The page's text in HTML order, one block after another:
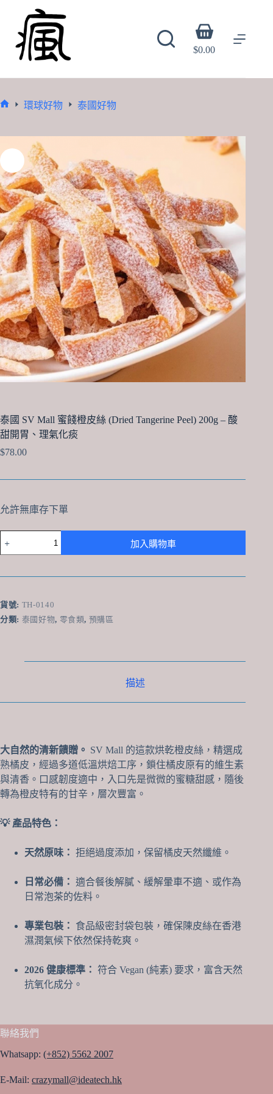
content
Shopping
cart
$0.00
環球好物 泰國好物
泰國 SV Mall 蜜餞橙皮絲 (Dried Tangerine Peel) 200g – 酸
甜開胃、理氣化痰
$78.00
允許無庫存下單
橙
皮
理
氣
化
痰
加入購物車
貨號: TH-0140
分類: 泰國好物, 零食類, 預購區
描述
大自然的清新饋贈。 SV Mall 的這款烘乾橙皮絲，精選成
熟橘皮，經過多道低溫烘焙工序，鎖住橘皮原有的維生素
與清香。口感韌度適中，入口先是微微的蜜糖甜感，隨後
轉為橙皮特有的甘辛，層次豐富。
💡 產品特色：
天然原味： 拒絕過度添加，保留橘皮天然纖維。
日常必備： 適合餐後解膩、緩解暈車不適、或作為
日常泡茶的佐料。
專業包裝：
食品級密封袋包裝，確保陳皮絲在香港
濕潤氣候下依然保持乾爽。
2026 健康標準：
符合 Vegan (純素) 要求，富含天然
抗氧化成分。
聯絡我們
Whatsapp: (+852) 5562 2007
E-Mail: crazymall@ideatech.hk